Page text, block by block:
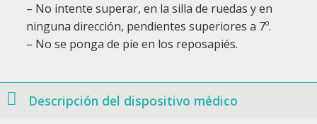
– No intente superar, en la silla de ruedas y en
ninguna dirección, pendientes superiores a 7º.
– No se ponga de pie en los reposapiés.
Descripción del dispositivo médico